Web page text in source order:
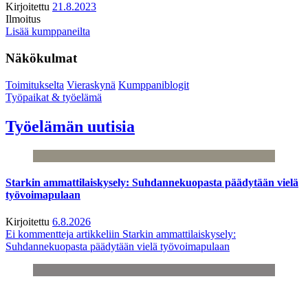
Kirjoitettu 21.8.2023
Ilmoitus
Lisää kumppaneilta
Näkökulmat
Toimitukselta Vieraskynä Kumppaniblogit
Työpaikat & työelämä
Työelämän uutisia
Starkin ammattilaiskysely: Suhdannekuopasta päädytään vielä
työvoimapulaan
Kirjoitettu 6.8.2026
Ei kommentteja artikkeliin Starkin ammattilaiskysely:
Suhdannekuopasta päädytään vielä työvoimapulaan